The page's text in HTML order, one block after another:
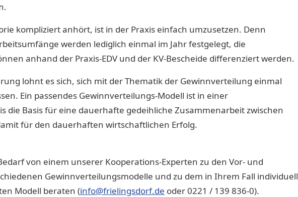
kompliziert anhört, ist in der Praxis einfach umzusetzen. Denn
werden lediglich einmal im Jahr festgelegt, die
anhand der Praxis-EDV und der KV-Bescheide differenziert werden.
lohnt es sich, sich mit der Thematik der Gewinnverteilung einmal
Ein passendes Gewinnverteilungs-Modell ist in einer
die Basis für eine dauerhafte gedeihliche Zusammenarbeit zwischen
für den dauerhaften wirtschaftlichen Erfolg.
von einem unserer Kooperations-Experten zu den Vor- und
Gewinnverteilungsmodelle und zu dem in Ihrem Fall individuell
Modell beraten (info@frielingsdorf.de oder 0221 / 139 836-0).